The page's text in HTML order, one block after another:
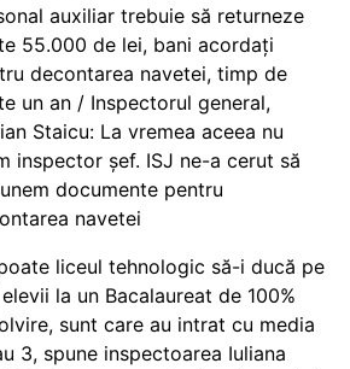
auxiliar trebuie să returneze
55.000 de lei, bani acordați
decontarea navetei, timp de
un an / Inspectorul general,
Staicu: La vremea aceea nu
inspector șef. ISJ ne-a cerut să
documente pentru
navetei
liceul tehnologic să-i ducă pe
la un Bacalaureat de 100%
sunt care au intrat cu media
3, spune inspectoarea Iuliana